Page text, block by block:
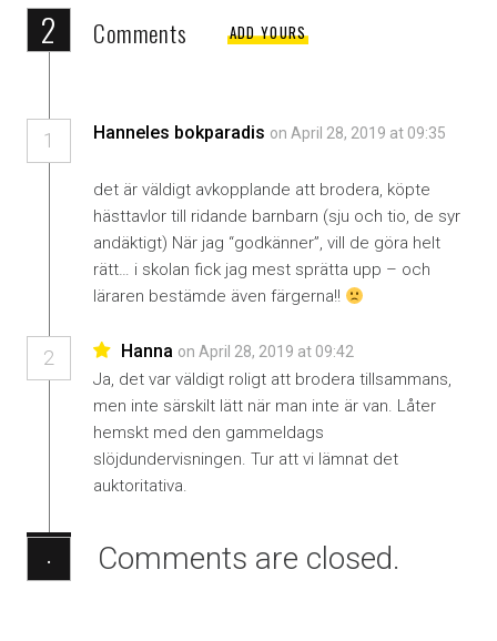
2 Comments ADD YOURS
1 Hanneles bokparadis on April 28, 2019 at 09:35
det är väldigt avkopplande att brodera, köpte
hästtavlor till ridande barnbarn (sju och tio, de syr
andäktigt) När jag “godkänner”, vill de göra helt
rätt… i skolan fick jag mest sprätta upp – och
läraren bestämde även färgerna!!
2 Hanna on April 28, 2019 at 09:42
Ja, det var väldigt roligt att brodera tillsammans,
men inte särskilt lätt när man inte är van. Låter
hemskt med den gammeldags
slöjdundervisningen. Tur att vi lämnat det
auktoritativa.
· Comments are closed.